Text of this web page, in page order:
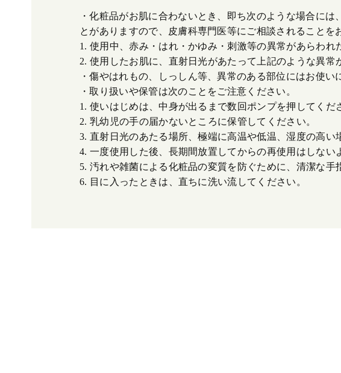
・化粧品がお肌に合わないとき、即ち次のような場合に
とがありますので、皮膚科専門医等にご相談されることを
1. 使用中、赤み・はれ・かゆみ・刺激等の異常があらわれ
2. 使用したお肌に、直射日光があたって上記のような異常
・傷やはれもの、しっしん等、異常のある部位にはお使い
・取り扱いや保管は次のことをご注意ください。
1. 使いはじめは、中身が出るまで数回ポンプを押してくだ
2. 乳幼児の手の届かないところに保管してください。
3. 直射日光のあたる場所、極端に高温や低温、湿度の高い
4. 一度使用した後、長期間放置してからの再使用はしない
5. 汚れや雑菌による化粧品の変質を防ぐために、清潔な
6. 目に入ったときは、直ちに洗い流してください。